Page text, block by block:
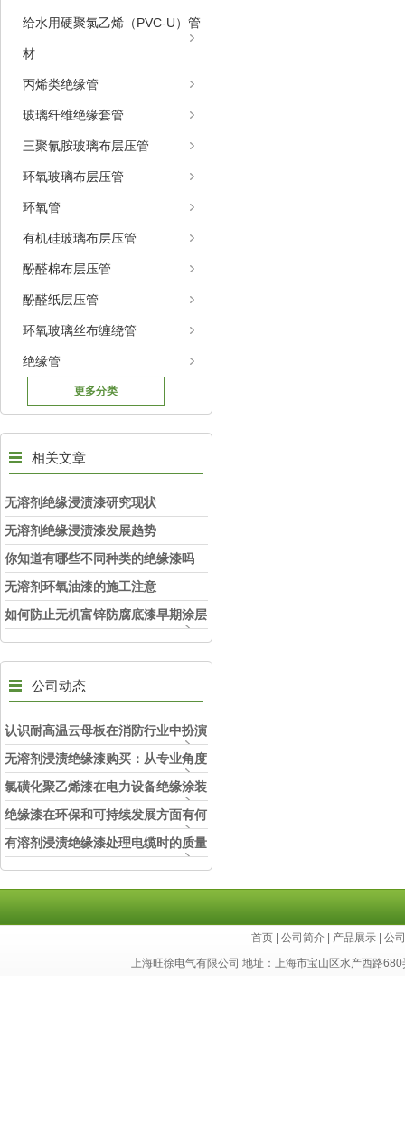
给水用硬聚氯乙烯（PVC-U）管
材
丙烯类绝缘管
玻璃纤维绝缘套管
三聚氰胺玻璃布层压管
环氧玻璃布层压管
环氧管
有机硅玻璃布层压管
酚醛棉布层压管
酚醛纸层压管
环氧玻璃丝布缠绕管
绝缘管
更多分类
相关文章
无溶剂绝缘浸渍漆研究现状
无溶剂绝缘浸渍漆发展趋势
你知道有哪些不同种类的绝缘漆吗
无溶剂环氧油漆的施工注意
如何防止无机富锌防腐底漆早期涂层
开裂？
公司动态
认识耐高温云母板在消防行业中扮演
的角色
无溶剂浸渍绝缘漆购买：从专业角度
看如何选择
氯磺化聚乙烯漆在电力设备绝缘涂装
中的实际应用效果
绝缘漆在环保和可持续发展方面有何
考虑？
有溶剂浸渍绝缘漆处理电缆时的质量
和安全性考虑因素
首页 |公司简介 产品展示 |公
上海旺徐电气有限公司 地址：上海市宝山区水产西路